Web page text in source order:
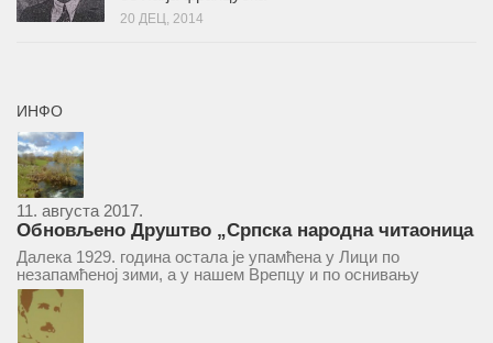
20 ДЕЦ, 2014
ИНФО
11. августа 2017.
Обновљено Друштво „Српска народна читаоница
и књижница“ у Врепцу
Далека 1929. година остала је упамћена у Лици по
незапамћеној зими, а у нашем Врепцу и по оснивању
Друштва „Српска народна читаоница и књижница у
Врепцу“. Потакнути потребом за културним и духовним
уздизањем група...